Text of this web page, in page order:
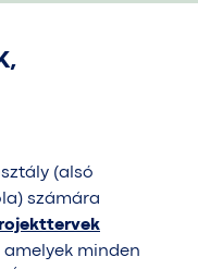
(alsó
számára
minden